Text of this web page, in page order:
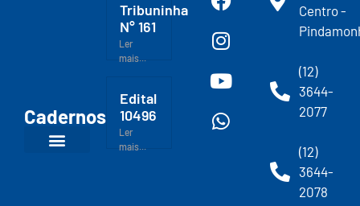
Cadernos
Tribuninha
N° 161
Ler
mais...
Edital
10496
Ler
mais...
Centro -
(12)
3644-
2077
(12)
3644-
2078